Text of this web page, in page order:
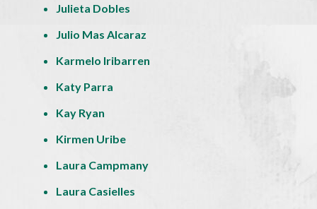
Julieta Dobles
Julio Mas Alcaraz
Karmelo Iribarren
Katy Parra
Kay Ryan
Kirmen Uribe
Laura Campmany
Laura Casielles